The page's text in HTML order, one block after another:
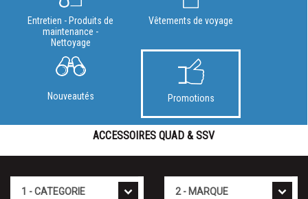
Entretien - Produits de
maintenance -
Nettoyage
Vêtements de voyage
Nouveautés Promotions
ACCESSOIRES QUAD & SSV